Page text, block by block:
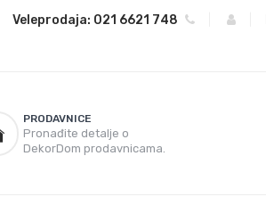
Veleprodaja: 021 6621 748
PRODAVNICE
Pronađite detalje o
DekorDom prodavnicama.